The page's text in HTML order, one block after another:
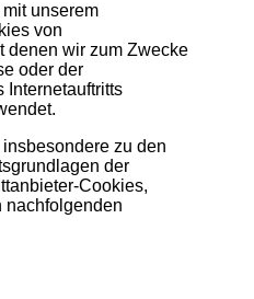
unserem
von
denen wir zum Zwecke
oder der
Internetauftritts
zu den
der
Cookies,
nachfolgenden